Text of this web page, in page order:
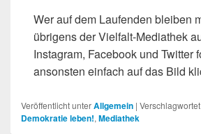
Wer auf dem Laufenden bleiben
übrigens der Vielfalt-Mediathek
Instagram, Facebook und Twitter
ansonsten einfach auf das Bild
Veröffentlicht unterAllgemein |
Demokratie leben!, Mediathek